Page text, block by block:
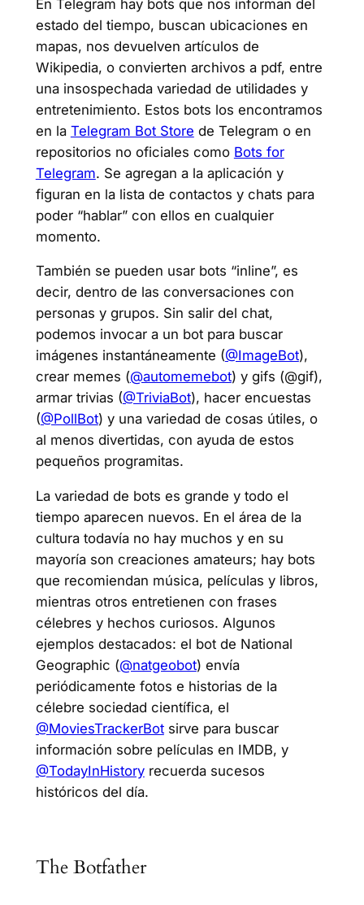
En Telegram hay bots que nos informan del
estado del tiempo, buscan ubicaciones en
mapas, nos devuelven artículos de
Wikipedia, o convierten archivos a pdf, entre
una insospechada variedad de utilidades y
entretenimiento. Estos bots los encontramos
en la Telegram Bot Store de Telegram o en
repositorios no oficiales como Bots for
Telegram. Se agregan a la aplicación y
figuran en la lista de contactos y chats para
poder “hablar” con ellos en cualquier
momento.
También se pueden usar bots “inline”, es
decir, dentro de las conversaciones con
personas y grupos. Sin salir del chat,
podemos invocar a un bot para buscar
imágenes instantáneamente (@ImageBot),
crear memes (@automemebot) y gifs (@gif),
armar trivias (@TriviaBot), hacer encuestas
(@PollBot) y una variedad de cosas útiles, o
al menos divertidas, con ayuda de estos
pequeños programitas.
La variedad de bots es grande y todo el
tiempo aparecen nuevos. En el área de la
cultura todavía no hay muchos y en su
mayoría son creaciones amateurs; hay bots
que recomiendan música, películas y libros,
mientras otros entretienen con frases
célebres y hechos curiosos. Algunos
ejemplos destacados: el bot de National
Geographic (@natgeobot) envía
periódicamente fotos e historias de la
célebre sociedad científica, el
@MoviesTrackerBotsirve para buscar
información sobre películas en IMDB, y
@TodayInHistoryrecuerda sucesos
históricos del día.
The Botfather